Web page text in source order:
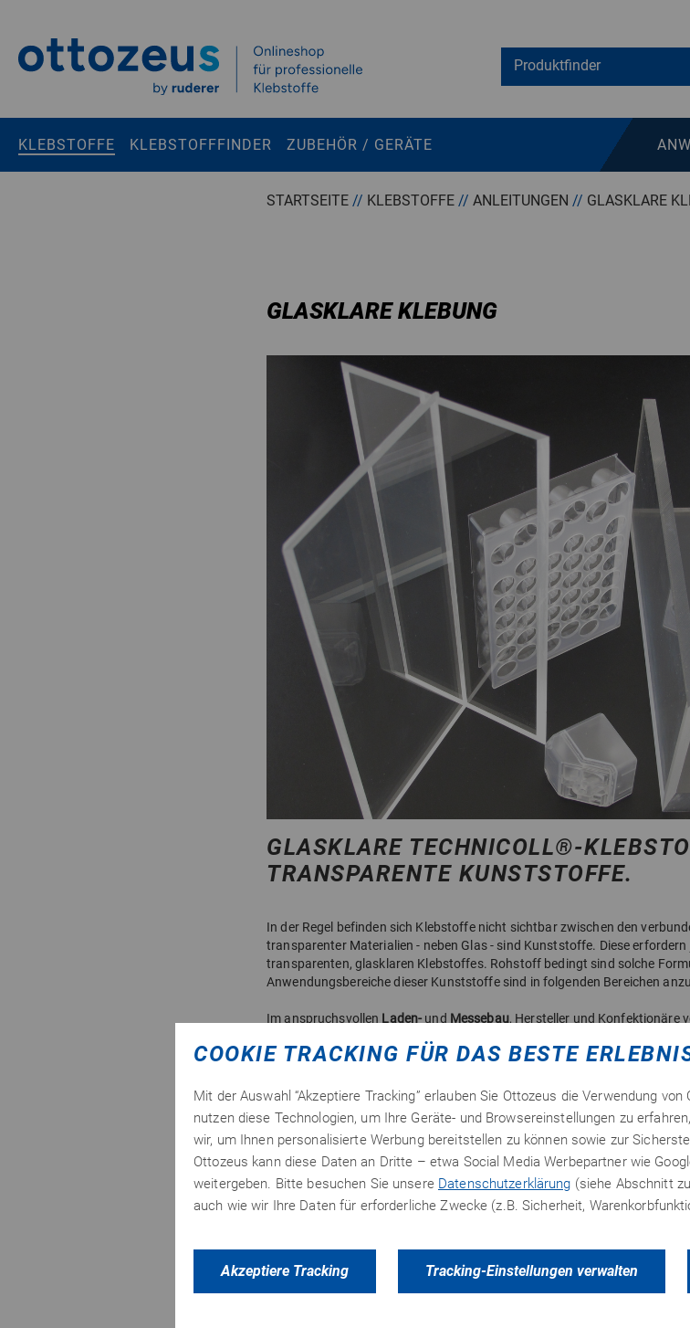
Springen zu
Shift + Alt + Z
KLEBSTOFFE KLEBSTOFFFINDER ZUBEHÖR / GERÄTE
STARTSEITE // KLEBSTOFFE // ANLEITUNGEN // GLASKLARE
GLASKLARE KLEBUNG
GLASKLARE TECHNICOLL®-
TRANSPARENTE KUNSTSTOFFE.
In der Regel befinden sich Klebstoffe nicht sichtbar zwischen den
transparenter Materialien - neben Glas - sind Kunststoffe. Diese
transparenten, glasklaren Klebstoffes. Rohstoff bedingt sind solche
Anwendungsbereiche dieser Kunststoffe sind in folgenden Bereichen
Im anspruchsvollen Laden- und Messebau, Hersteller und Konfektionäre
ABS, PC (z. B. Makrolon
®), PS, PMMA (z. B. Plexiglas®
), PS, PET und
COOKIE TRACKING FÜR DAS BESTE
Mit der Auswahl “Akzeptiere Tracking” erlauben Sie Ottozeus die Verwendung
nutzen diese Technologien, um Ihre Geräte- und Browsereinstellungen zu
wir, um Ihnen personalisierte Werbung bereitstellen zu können sowie zur
Ottozeus kann diese Daten an Dritte – etwa Social Media Werbepartner wie
weitergeben. Bitte besuchen Sie unsere Datenschutzerklärung (siehe Abschnitt
auch wie wir Ihre Daten für erforderliche Zwecke (z.B. Sicherheit,
Akzeptiere Tracking Tracking-Einstellungen verwalten